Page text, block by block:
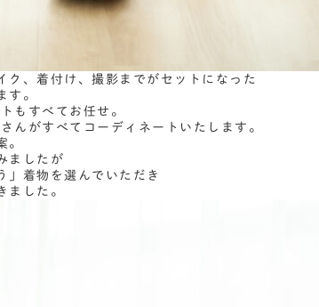
ク、着付け、撮影までがセットになった
す。
もすべてお任せ。
んがすべてコーディネートいたします。
。
ましたが
」着物を選んでいただき
ました。